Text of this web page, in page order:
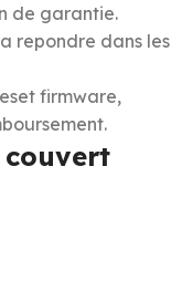
de garantie.
repondre dans les
firmware,
couvert